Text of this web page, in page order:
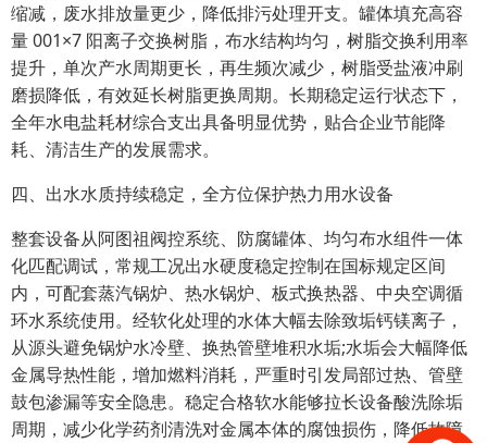
缩减，废水排放量更少，降低排污处理开支。罐体填充高容
量 001×7 阳离子交换树脂，布水结构均匀，树脂交换利用率
提升，单次产水周期更长，再生频次减少，树脂受盐液冲刷
磨损降低，有效延长树脂更换周期。长期稳定运行状态下，
全年水电盐耗材综合支出具备明显优势，贴合企业节能降
耗、清洁生产的发展需求。
四、出水水质持续稳定，全方位保护热力用水设备
整套设备从阿图祖阀控系统、防腐罐体、均匀布水组件一体
化匹配调试，常规工况出水硬度稳定控制在国标规定区间
内，可配套蒸汽锅炉、热水锅炉、板式换热器、中央空调循
环水系统使用。经软化处理的水体大幅去除致垢钙镁离子，
从源头避免锅炉水冷壁、换热管壁堆积水垢;水垢会大幅降低
金属导热性能，增加燃料消耗，严重时引发局部过热、管壁
鼓包渗漏等安全隐患。稳定合格软水能够拉长设备酸洗除垢
周期，减少化学药剂清洗对金属本体的腐蚀损伤，降低故障